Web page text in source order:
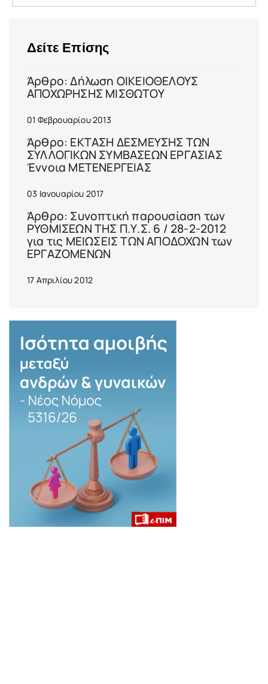
Δείτε Επίσης
Άρθρο: Δήλωση ΟΙΚΕΙΟΘΕΛΟΥΣ
ΑΠΟΧΩΡΗΣΗΣ ΜΙΣΘΩΤΟΥ
01 Φεβρουαρίου 2013
Άρθρο: ΕΚΤΑΣΗ ΔΕΣΜΕΥΣΗΣ ΤΩΝ
ΣΥΛΛΟΓΙΚΩΝ ΣΥΜΒΑΣΕΩΝ ΕΡΓΑΣΙΑΣ
Έννοια ΜΕΤΕΝΕΡΓΕΙΑΣ
03 Ιανουαρίου 2017
Άρθρο: Συνοπτική παρουσίαση των
ΡΥΘΜΙΣΕΩΝ ΤΗΣ Π.Υ.Σ. 6 / 28-2-2012
για τις ΜΕΙΩΣΕΙΣ ΤΩΝ ΑΠΟΔΟΧΩΝ των
ΕΡΓΑΖΟΜΕΝΩΝ
17 Απριλίου 2012